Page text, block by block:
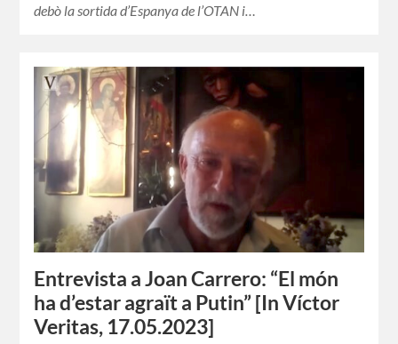
debò la sortida d’Espanya de l’OTAN i…
Entrevista a Joan Carrero: “El món
ha d’estar agraït a Putin” [In Víctor
Veritas, 17.05.2023]